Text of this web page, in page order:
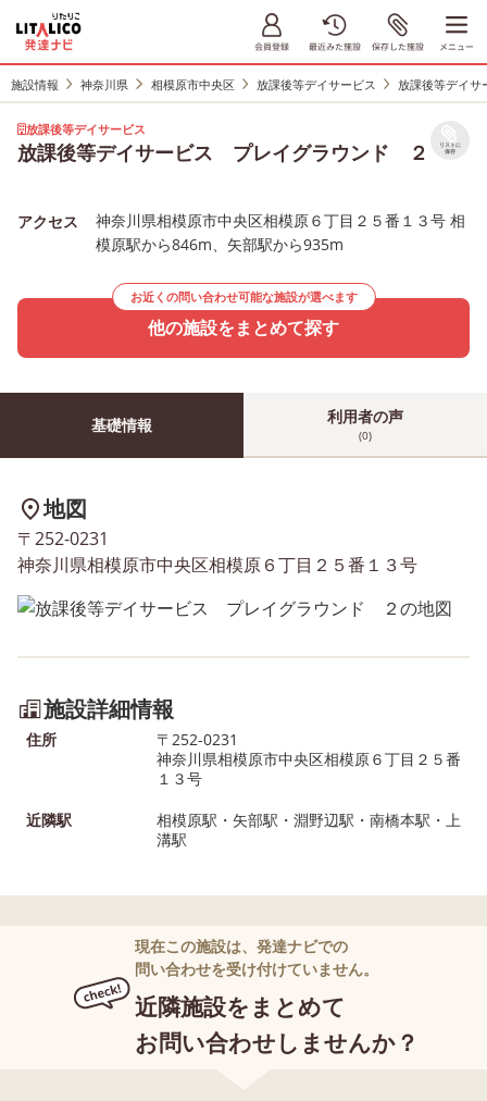
施設情報 神奈川県 相模原市中央区 放課後等デイサービス 放課後等デイ
放課後等デイサービス
放課後等デイサービス プレイグラウンド ２ リストに
保存
アクセス
神奈川県相模原市中央区相模原６丁目２５番１３号 相
模原駅から846m、矢部駅から935m
お近くの問い合わせ可能な施設が選べます
他の施設をまとめて探す
基礎情報 利用者の声
(0)
地図
〒252-0231
神奈川県相模原市中央区相模原６丁目２５番１３号
施設詳細情報
住所
〒252-0231
神奈川県相模原市中央区相模原６丁目２５番
１３号
近隣駅
相模原駅・矢部駅・淵野辺駅・南橋本駅・上
溝駅
現在この施設は、発達ナビでの
問い合わせを受け付けていません。
近隣施設をまとめて
お問い合わせしませんか？